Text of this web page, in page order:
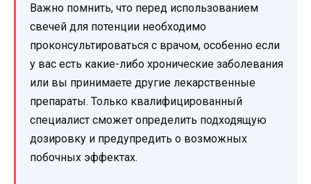
Важно помнить, что перед использованием
свечей для потенции необходимо
проконсультироваться с врачом, особенно если
у вас есть какие-либо хронические заболевания
или вы принимаете другие лекарственные
препараты. Только квалифицированный
специалист сможет определить подходящую
дозировку и предупредить о возможных
побочных эффектах.